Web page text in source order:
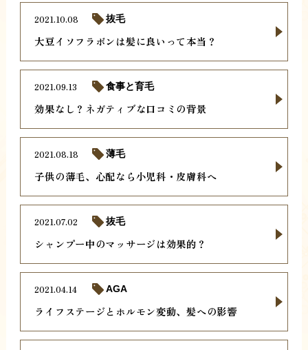
大豆イソフラボンは髪に良いって本当？
2021.10.08 抜毛
効果なし？ネガティブな口コミの背景
2021.09.13 食事と育毛
子供の薄毛、心配なら小児科・皮膚科へ
2021.08.18 薄毛
シャンプー中のマッサージは効果的？
2021.07.02 抜毛
ライフステージとホルモン変動、髪への影響
2021.04.14 AGA